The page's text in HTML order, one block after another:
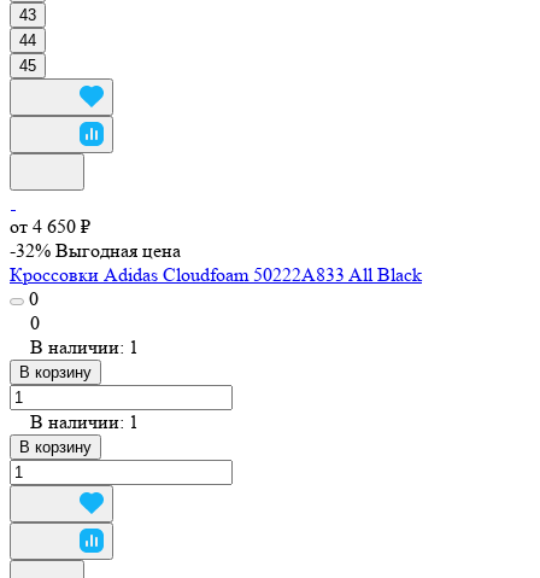
43
44
45
от 4 650 ₽
-32% Выгодная цена
Кроссовки Adidas Cloudfoam 50222A833 All Black
0
0
В наличии: 1
В корзину
В наличии: 1
В корзину